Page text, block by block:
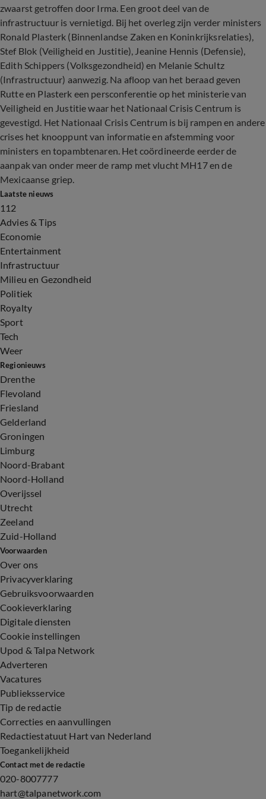
zwaarst getroffen door Irma. Een groot deel van de
infrastructuur is vernietigd. Bij het overleg zijn verder ministers
Ronald Plasterk (Binnenlandse Zaken en Koninkrijksrelaties),
Stef Blok (Veiligheid en Justitie), Jeanine Hennis (Defensie),
Edith Schippers (Volksgezondheid) en Melanie Schultz
(Infrastructuur) aanwezig. Na afloop van het beraad geven
Rutte en Plasterk een persconferentie op het ministerie van
Veiligheid en Justitie waar het Nationaal Crisis Centrum is
gevestigd. Het Nationaal Crisis Centrum is bij rampen en andere
crises het knooppunt van informatie en afstemming voor
ministers en topambtenaren. Het coördineerde eerder de
aanpak van onder meer de ramp met vlucht MH17 en de
Mexicaanse griep.
Laatste nieuws
112
Advies & Tips
Economie
Entertainment
Infrastructuur
Milieu en Gezondheid
Politiek
Royalty
Sport
Tech
Weer
Regionieuws
Drenthe
Flevoland
Friesland
Gelderland
Groningen
Limburg
Noord-Brabant
Noord-Holland
Overijssel
Utrecht
Zeeland
Zuid-Holland
Voorwaarden
Over ons
Privacyverklaring
Gebruiksvoorwaarden
Cookieverklaring
Digitale diensten
Cookie instellingen
Upod & Talpa Network
Adverteren
Vacatures
Publieksservice
Tip de redactie
Correcties en aanvullingen
Redactiestatuut Hart van Nederland
Toegankelijkheid
Contact met de redactie
020-8007777
hart@talpanetwork.com